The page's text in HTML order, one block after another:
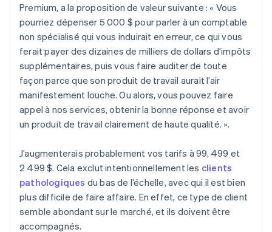
Premium, a la proposition de valeur suivante : « Vous
pourriez dépenser 5 000 $ pour parler à un comptable
non spécialisé qui vous induirait en erreur, ce qui vous
ferait payer des dizaines de milliers de dollars d’impôts
supplémentaires, puis vous faire auditer de toute
façon parce que son produit de travail aurait l’air
manifestement louche. Ou alors, vous pouvez faire
appel à nos services, obtenir la bonne réponse et avoir
un produit de travail clairement de haute qualité. ».
J’augmenterais probablement vos tarifs à 99, 499 et
2 499 $. Cela exclut intentionnellement les clients
pathologiques du bas de l’échelle, avec qui il est bien
plus difficile de faire affaire. En effet, ce type de client
semble abondant sur le marché, et ils doivent être
accompagnés.